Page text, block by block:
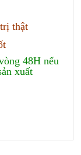
thật
48H nếu
xuất